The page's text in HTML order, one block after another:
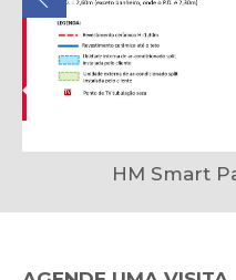
HM Smart